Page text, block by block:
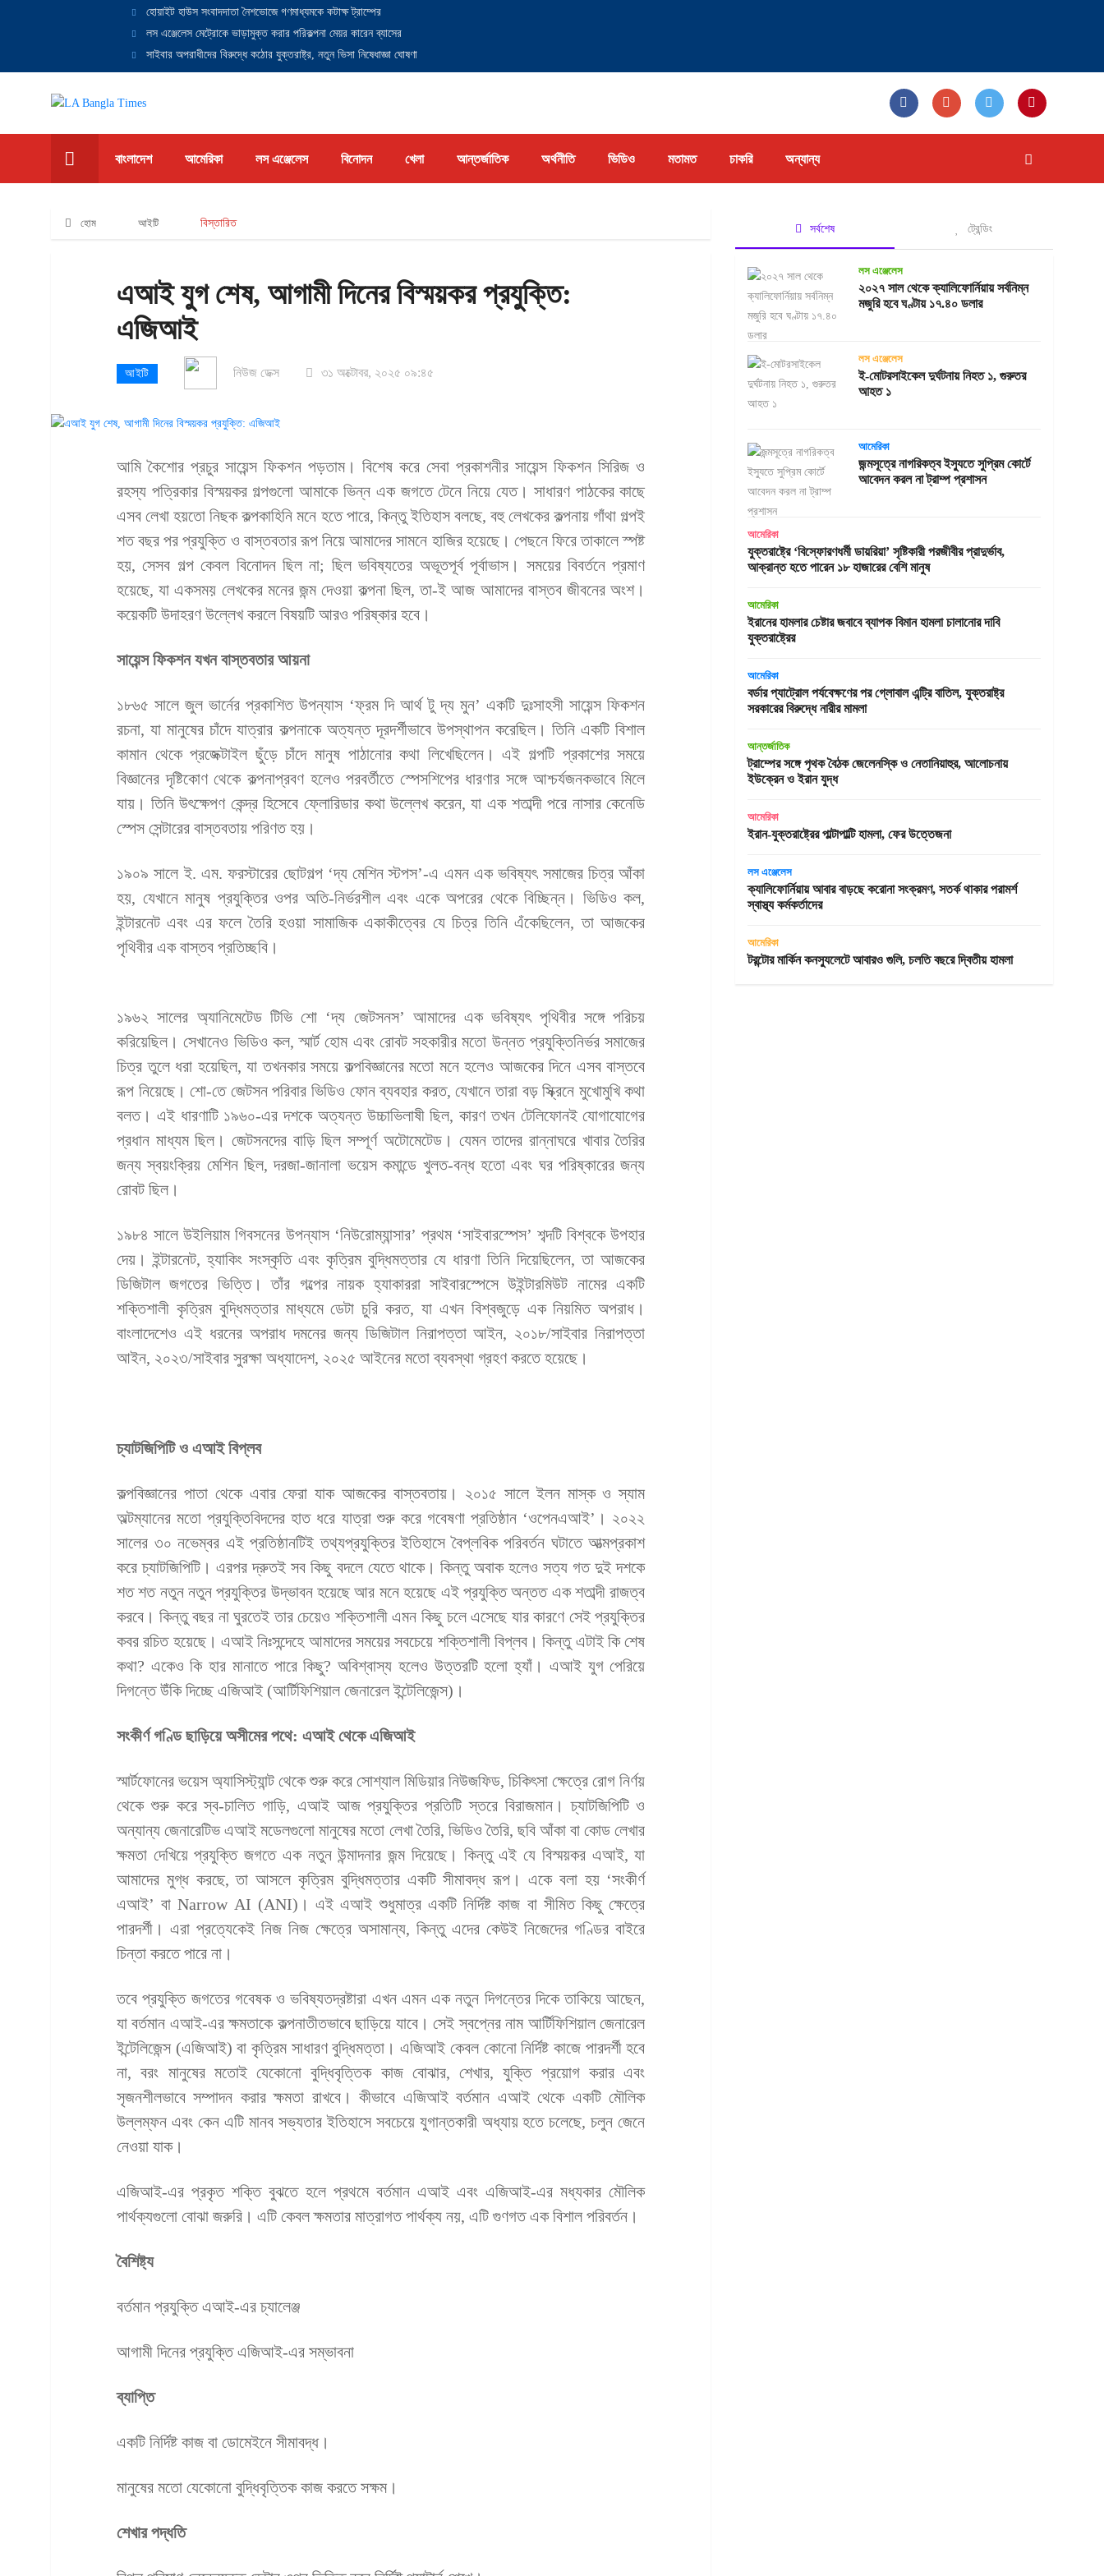
হোয়াইট হাউস সংবাদদাতা নৈশভোজে গণমাধ্যমকে কটাক্ষ ট্রাম্পের
লস এঞ্জেলেস মেট্রোকে ভাড়ামুক্ত করার পরিকল্পনা মেয়র কারেন ব্যাসের
সাইবার অপরাধীদের বিরুদ্ধে কঠোর যুক্তরাষ্ট্র, নতুন ভিসা নিষেধাজ্ঞা ঘোষণা
বাংলাদেশ আমেরিকা লস এঞ্জেলেস বিনোদন খেলা আন্তর্জাতিক অর্থনীতি ভিডিও মতামত চাকরি অন্যান্য
হোম আইটি বিস্তারিত
এআই যুগ শেষ, আগামী দিনের বিস্ময়কর প্রযুক্তি:
এজিআই
আইটি নিউজ ডেক্স ৩১ অক্টোবর, ২০২৫ ০৯:৪৫
আমি কৈশোর প্রচুর সায়েন্স ফিকশন পড়তাম। বিশেষ করে সেবা প্রকাশনীর সায়েন্স ফিকশন সিরিজ ও
রহস্য পত্রিকার বিস্ময়কর গল্পগুলো আমাকে ভিন্ন এক জগতে টেনে নিয়ে যেত। সাধারণ পাঠকের কাছে
এসব লেখা হয়তো নিছক কল্পকাহিনি মনে হতে পারে, কিন্তু ইতিহাস বলছে, বহু লেখকের কল্পনায় গাঁথা গল্পই
শত বছর পর প্রযুক্তি ও বাস্তবতার রূপ নিয়ে আমাদের সামনে হাজির হয়েছে। পেছনে ফিরে তাকালে স্পষ্ট
হয়, সেসব গল্প কেবল বিনোদন ছিল না; ছিল ভবিষ্যতের অভূতপূর্ব পূর্বাভাস। সময়ের বিবর্তনে প্রমাণ
হয়েছে, যা একসময় লেখকের মনের জন্ম দেওয়া কল্পনা ছিল, তা-ই আজ আমাদের বাস্তব জীবনের অংশ।
কয়েকটি উদাহরণ উল্লেখ করলে বিষয়টি আরও পরিষ্কার হবে।
সায়েন্স ফিকশন যখন বাস্তবতার আয়না
১৮৬৫ সালে জুল ভার্নের প্রকাশিত উপন্যাস ‘ফ্রম দি আর্থ টু দ্য মুন’ একটি দুঃসাহসী সায়েন্স ফিকশন
রচনা, যা মানুষের চাঁদে যাত্রার কল্পনাকে অত্যন্ত দূরদর্শীভাবে উপস্থাপন করেছিল। তিনি একটি বিশাল
কামান থেকে প্রজেক্টাইল ছুঁড়ে চাঁদে মানুষ পাঠানোর কথা লিখেছিলেন। এই গল্পটি প্রকাশের সময়ে
বিজ্ঞানের দৃষ্টিকোণ থেকে কল্পনাপ্রবণ হলেও পরবর্তীতে স্পেসশিপের ধারণার সঙ্গে আশ্চর্যজনকভাবে মিলে
যায়। তিনি উৎক্ষেপণ কেন্দ্র হিসেবে ফ্লোরিডার কথা উল্লেখ করেন, যা এক শতাব্দী পরে নাসার কেনেডি
স্পেস সেন্টারের বাস্তবতায় পরিণত হয়।
১৯০৯ সালে ই. এম. ফরস্টারের ছোটগল্প ‘দ্য মেশিন স্টপস’-এ এমন এক ভবিষ্যৎ সমাজের চিত্র আঁকা
হয়, যেখানে মানুষ প্রযুক্তির ওপর অতি-নির্ভরশীল এবং একে অপরের থেকে বিচ্ছিন্ন। ভিডিও কল,
ইন্টারনেট এবং এর ফলে তৈরি হওয়া সামাজিক একাকীত্বের যে চিত্র তিনি এঁকেছিলেন, তা আজকের
পৃথিবীর এক বাস্তব প্রতিচ্ছবি।
১৯৬২ সালের অ্যানিমেটেড টিভি শো ‘দ্য জেটসনস’ আমাদের এক ভবিষ্যৎ পৃথিবীর সঙ্গে পরিচয়
করিয়েছিল। সেখানেও ভিডিও কল, স্মার্ট হোম এবং রোবট সহকারীর মতো উন্নত প্রযুক্তিনির্ভর সমাজের
চিত্র তুলে ধরা হয়েছিল, যা তখনকার সময়ে কল্পবিজ্ঞানের মতো মনে হলেও আজকের দিনে এসব বাস্তবে
রূপ নিয়েছে। শো-তে জেটসন পরিবার ভিডিও ফোন ব্যবহার করত, যেখানে তারা বড় স্ক্রিনে মুখোমুখি কথা
বলত। এই ধারণাটি ১৯৬০-এর দশকে অত্যন্ত উচ্চাভিলাষী ছিল, কারণ তখন টেলিফোনই যোগাযোগের
প্রধান মাধ্যম ছিল। জেটসনদের বাড়ি ছিল সম্পূর্ণ অটোমেটেড। যেমন তাদের রান্নাঘরে খাবার তৈরির
জন্য স্বয়ংক্রিয় মেশিন ছিল, দরজা-জানালা ভয়েস কমান্ডে খুলত-বন্ধ হতো এবং ঘর পরিষ্কারের জন্য
রোবট ছিল।
১৯৮৪ সালে উইলিয়াম গিবসনের উপন্যাস ‘নিউরোম্যান্সার’ প্রথম ‘সাইবারস্পেস’ শব্দটি বিশ্বকে উপহার
দেয়। ইন্টারনেট, হ্যাকিং সংস্কৃতি এবং কৃত্রিম বুদ্ধিমত্তার যে ধারণা তিনি দিয়েছিলেন, তা আজকের
ডিজিটাল জগতের ভিত্তি। তাঁর গল্পের নায়ক হ্যাকাররা সাইবারস্পেসে উইন্টারমিউট নামের একটি
শক্তিশালী কৃত্রিম বুদ্ধিমত্তার মাধ্যমে ডেটা চুরি করত, যা এখন বিশ্বজুড়ে এক নিয়মিত অপরাধ।
বাংলাদেশেও এই ধরনের অপরাধ দমনের জন্য ডিজিটাল নিরাপত্তা আইন, ২০১৮/সাইবার নিরাপত্তা
আইন, ২০২৩/সাইবার সুরক্ষা অধ্যাদেশ, ২০২৫ আইনের মতো ব্যবস্থা গ্রহণ করতে হয়েছে।
চ্যাটজিপিটি ও এআই বিপ্লব
কল্পবিজ্ঞানের পাতা থেকে এবার ফেরা যাক আজকের বাস্তবতায়। ২০১৫ সালে ইলন মাস্ক ও স্যাম
অল্টম্যানের মতো প্রযুক্তিবিদদের হাত ধরে যাত্রা শুরু করে গবেষণা প্রতিষ্ঠান ‘ওপেনএআই’। ২০২২
সালের ৩০ নভেম্বর এই প্রতিষ্ঠানটিই তথ্যপ্রযুক্তির ইতিহাসে বৈপ্লবিক পরিবর্তন ঘটাতে আত্মপ্রকাশ
করে চ্যাটজিপিটি। এরপর দ্রুতই সব কিছু বদলে যেতে থাকে। কিন্তু অবাক হলেও সত্য গত দুই দশকে
শত শত নতুন নতুন প্রযুক্তির উদ্ভাবন হয়েছে আর মনে হয়েছে এই প্রযুক্তি অন্তত এক শতাব্দী রাজত্ব
করবে। কিন্তু বছর না ঘুরতেই তার চেয়েও শক্তিশালী এমন কিছু চলে এসেছে যার কারণে সেই প্রযুক্তির
কবর রচিত হয়েছে। এআই নিঃসন্দেহে আমাদের সময়ের সবচেয়ে শক্তিশালী বিপ্লব। কিন্তু এটাই কি শেষ
কথা? একেও কি হার মানাতে পারে কিছু? অবিশ্বাস্য হলেও উত্তরটি হলো হ্যাঁ। এআই যুগ পেরিয়ে
দিগন্তে উঁকি দিচ্ছে এজিআই (আর্টিফিশিয়াল জেনারেল ইন্টেলিজেন্স)।
সংকীর্ণ গণ্ডি ছাড়িয়ে অসীমের পথে: এআই থেকে এজিআই
স্মার্টফোনের ভয়েস অ্যাসিস্ট্যান্ট থেকে শুরু করে সোশ্যাল মিডিয়ার নিউজফিড, চিকিৎসা ক্ষেত্রে রোগ নির্ণয়
থেকে শুরু করে স্ব-চালিত গাড়ি, এআই আজ প্রযুক্তির প্রতিটি স্তরে বিরাজমান। চ্যাটজিপিটি ও
অন্যান্য জেনারেটিভ এআই মডেলগুলো মানুষের মতো লেখা তৈরি, ভিডিও তৈরি, ছবি আঁকা বা কোড লেখার
ক্ষমতা দেখিয়ে প্রযুক্তি জগতে এক নতুন উন্মাদনার জন্ম দিয়েছে। কিন্তু এই যে বিস্ময়কর এআই, যা
আমাদের মুগ্ধ করছে, তা আসলে কৃত্রিম বুদ্ধিমত্তার একটি সীমাবদ্ধ রূপ। একে বলা হয় ‘সংকীর্ণ
এআই’ বা Narrow AI (ANI)। এই এআই শুধুমাত্র একটি নির্দিষ্ট কাজ বা সীমিত কিছু ক্ষেত্রে
পারদর্শী। এরা প্রত্যেকেই নিজ নিজ ক্ষেত্রে অসামান্য, কিন্তু এদের কেউই নিজেদের গণ্ডির বাইরে
চিন্তা করতে পারে না।
তবে প্রযুক্তি জগতের গবেষক ও ভবিষ্যতদ্রষ্টারা এখন এমন এক নতুন দিগন্তের দিকে তাকিয়ে আছেন,
যা বর্তমান এআই-এর ক্ষমতাকে কল্পনাতীতভাবে ছাড়িয়ে যাবে। সেই স্বপ্নের নাম আর্টিফিশিয়াল জেনারেল
ইন্টেলিজেন্স (এজিআই) বা কৃত্রিম সাধারণ বুদ্ধিমত্তা। এজিআই কেবল কোনো নির্দিষ্ট কাজে পারদর্শী হবে
না, বরং মানুষের মতোই যেকোনো বুদ্ধিবৃত্তিক কাজ বোঝার, শেখার, যুক্তি প্রয়োগ করার এবং
সৃজনশীলভাবে সম্পাদন করার ক্ষমতা রাখবে। কীভাবে এজিআই বর্তমান এআই থেকে একটি মৌলিক
উল্লম্ফন এবং কেন এটি মানব সভ্যতার ইতিহাসে সবচেয়ে যুগান্তকারী অধ্যায় হতে চলেছে, চলুন জেনে
নেওয়া যাক।
এজিআই-এর প্রকৃত শক্তি বুঝতে হলে প্রথমে বর্তমান এআই এবং এজিআই-এর মধ্যকার মৌলিক
পার্থক্যগুলো বোঝা জরুরি। এটি কেবল ক্ষমতার মাত্রাগত পার্থক্য নয়, এটি গুণগত এক বিশাল পরিবর্তন।
বৈশিষ্ট্য
বর্তমান প্রযুক্তি এআই-এর চ্যালেঞ্জ
আগামী দিনের প্রযুক্তি এজিআই-এর সম্ভাবনা
ব্যাপ্তি
একটি নির্দিষ্ট কাজ বা ডোমেইনে সীমাবদ্ধ।
মানুষের মতো যেকোনো বুদ্ধিবৃত্তিক কাজ করতে সক্ষম।
শেখার পদ্ধতি
সর্বশেষ ট্রেন্ডিং
লস এঞ্জেলেস
২০২৭ সাল থেকে ক্যালিফোর্নিয়ায় সর্বনিম্ন
মজুরি হবে ঘণ্টায় ১৭.৪০ ডলার
লস এঞ্জেলেস
ই-মোটরসাইকেল দুর্ঘটনায় নিহত ১, গুরুতর
আহত ১
আমেরিকা
জন্মসূত্রে নাগরিকত্ব ইস্যুতে সুপ্রিম কোর্টে
আবেদন করল না ট্রাম্প প্রশাসন
আমেরিকা
যুক্তরাষ্ট্রে ‘বিস্ফোরণধর্মী ডায়রিয়া’ সৃষ্টিকারী পরজীবীর প্রাদুর্ভাব,
আক্রান্ত হতে পারেন ১৮ হাজারের বেশি মানুষ
আমেরিকা
ইরানের হামলার চেষ্টার জবাবে ব্যাপক বিমান হামলা চালানোর দাবি
যুক্তরাষ্ট্রের
আমেরিকা
বর্ডার প্যাট্রোল পর্যবেক্ষণের পর গ্লোবাল এন্ট্রি বাতিল, যুক্তরাষ্ট্র
সরকারের বিরুদ্ধে নারীর মামলা
আন্তর্জাতিক
ট্রাম্পের সঙ্গে পৃথক বৈঠক জেলেনস্কি ও নেতানিয়াহুর, আলোচনায়
ইউক্রেন ও ইরান যুদ্ধ
আমেরিকা
ইরান-যুক্তরাষ্ট্রের পাল্টাপাল্টি হামলা, ফের উত্তেজনা
লস এঞ্জেলেস
ক্যালিফোর্নিয়ায় আবার বাড়ছে করোনা সংক্রমণ, সতর্ক থাকার পরামর্শ
স্বাস্থ্য কর্মকর্তাদের
আমেরিকা
টরন্টোর মার্কিন কনস্যুলেটে আবারও গুলি, চলতি বছরে দ্বিতীয় হামলা